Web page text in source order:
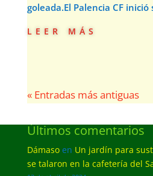
goleada.El Palencia CF
leer más
« Entradas más antiguas
Últimos comentarios
Dámasoen Un jardín para
se talaron en la cafetería del